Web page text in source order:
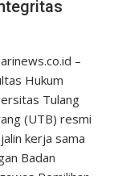
–
Hukum
Tulang
(UTB) resmi
kerja sama
Badan